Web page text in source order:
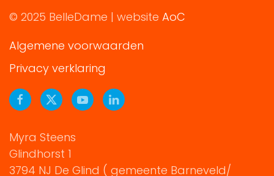
© 2025 BelleDame | website AoC
Algemene voorwaarden
Privacy verklaring
Myra Steens
Glindhorst 1
3794 NJ De Glind ( gemeente Barneveld/